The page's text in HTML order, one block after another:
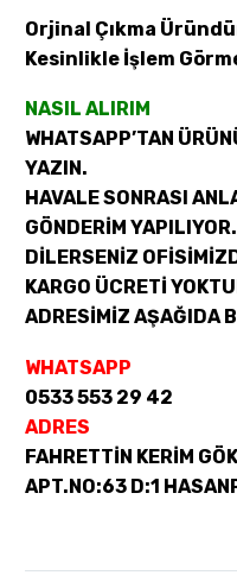
Orjinal Çıkma
Kesinlikle İşlem
NASIL ALIRIM
WHATSAPP’TAN
YAZIN.
HAVALE SONRASI
GÖNDERİM YAPILIYOR.
DİLERSENİZ
KARGO ÜCRETİ
ADRESİMİZ AŞAĞIDA
WHATSAPP
0533 553 29 42
ADRES
FAHRETTİN KERİM
APT.NO:63 D:1